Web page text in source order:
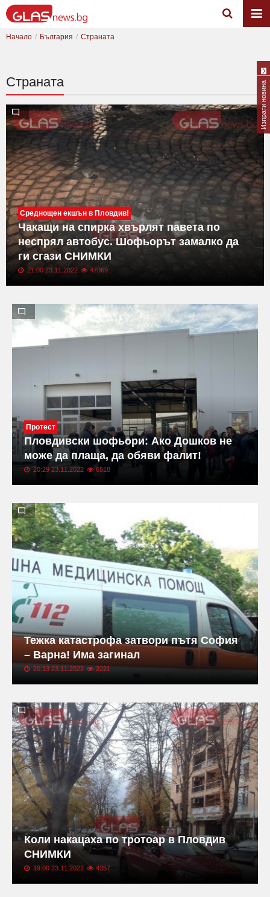
Начало България Страната
Страната
Среднощен екшън в Пловдив!
Чакащи на спирка хвърлят павета по
неспрял автобус. Шофьорът замалко да
ги сгази СНИМКИ
21:00 23.11.2022 47069
Протест
Пловдивски шофьори: Ако Дошков не
може да плаща, да обяви фалит!
20:29 23.11.2022 6518
Тежка катастрофа затвори пътя София
– Варна! Има загинал
20:13 23.11.2022 2221
Коли накацаха по тротоар в Пловдив
СНИМКИ
19:00 23.11.2022 4357
Изпрати новина